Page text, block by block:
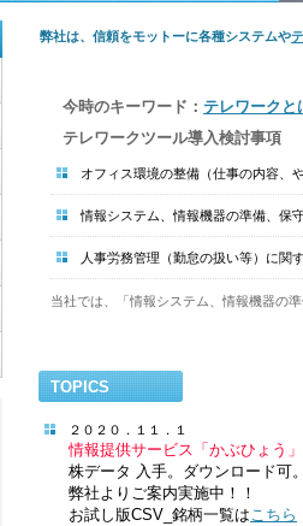
弊社は、信頼をモットーに各種システムや
今時のキーワード： テレワークと
テレワークツール導入検討事項
オフィス環境の整備（仕事の内容、
情報システム、情報機器の準備、保
人事労務管理（勤怠の扱い等）に関
当社では、「情報システム、情報機器の
TOPICS
２０２０．１１．１
情報提供サービス「かぶひょう」
株データ 入手。ダウンロード可
弊社よりご案内実施中！！
お試し版CSV_銘柄一覧はこちら